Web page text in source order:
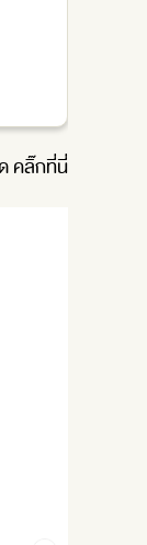
คลิ๊กที่นี่